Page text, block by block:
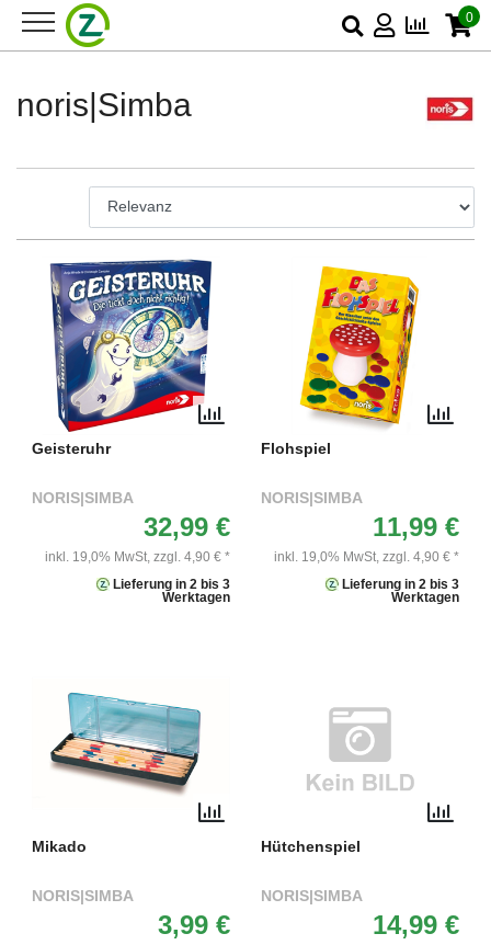
0
noris|Simba
Geisteruhr
NORIS|SIMBA
32,99 €
inkl. 19,0% MwSt, zzgl. 4,90 € *
Lieferung in 2 bis 3
Werktagen
Flohspiel
NORIS|SIMBA
11,99 €
inkl. 19,0% MwSt, zzgl. 4,90 € *
Lieferung in 2 bis 3
Werktagen
Mikado
NORIS|SIMBA
3,99 €
Hütchenspiel
NORIS|SIMBA
14,99 €